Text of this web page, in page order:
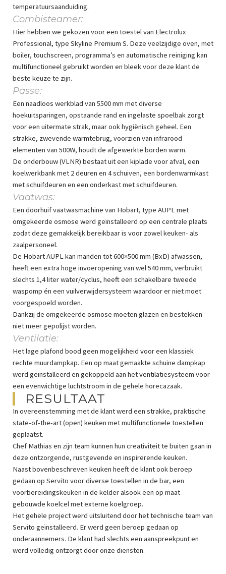
temperatuursaanduiding.
Combisteamer:
Hier hebben we gekozen voor een toestel van Electrolux
Professional, type Skyline Premium S. Deze veelzijdige oven, met
boiler, touchscreen, programma’s en automatische reiniging kan
multifunctioneel gebruikt worden en bleek voor deze klant de
beste keuze te zijn.
Passe:
Een naadloos werkblad van 5500 mm met diverse
hoekuitsparingen, opstaande rand en ingelaste spoelbak zorgt
voor een uitermate strak, maar ook hygiënisch geheel. Een
strakke, zwevende warmtebrug, voorzien van infrarood
elementen van 500W, houdt de afgewerkte borden warm.
De onderbouw (VLNR) bestaat uit een kiplade voor afval, een
koelwerkbank met 2 deuren en 4 schuiven, een bordenwarmkast
met schuifdeuren en een onderkast met schuifdeuren.
Vaatwas:
Een doorhuif vaatwasmachine van Hobart, type AUPL met
omgekeerde osmose werd geïnstalleerd op een centrale plaats
zodat deze gemakkelijk bereikbaar is voor zowel keuken- als
zaalpersoneel.
De Hobart AUPL kan manden tot 600×500 mm (BxD) afwassen,
heeft een extra hoge invoeropening van wel 540 mm, verbruikt
slechts 1,4 liter water/cyclus, heeft een schakelbare tweede
waspomp én een vuilverwijdersysteem waardoor er niet moet
voorgespoeld worden.
Dankzij de omgekeerde osmose moeten glazen en bestekken
niet meer gepolijst worden.
Ventilatie:
Het lage plafond bood geen mogelijkheid voor een klassiek
rechte muurdampkap. Een op maat gemaakte schuine dampkap
werd geïnstalleerd en gekoppeld aan het ventilatiesysteem voor
een evenwichtige luchtstroom in de gehele horecazaak.
RESULTAAT
In overeenstemming met de klant werd een strakke, praktische
state-of-the-art (open) keuken met multifunctionele toestellen
geplaatst.
Chef Mathias en zijn team kunnen hun creativiteit te buiten gaan in
deze ontzorgende, rustgevende en inspirerende keuken.
Naast bovenbeschreven keuken heeft de klant ook beroep
gedaan op Servito voor diverse toestellen in de bar, een
voorbereidingskeuken in de kelder alsook een op maat
gebouwde koelcel met externe koelgroep.
Het gehele project werd uitsluitend door het technische team van
Servito geïnstalleerd. Er werd geen beroep gedaan op
onderaannemers. De klant had slechts een aanspreekpunt en
werd volledig ontzorgt door onze diensten.